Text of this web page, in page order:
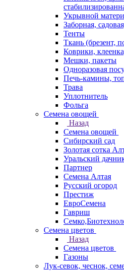
Укрывной
Заборная,
Тенты
Ткань (брезент,
Коврики,
Мешки, пакеты
Одноразовая
Печь-камины,
Трава
Уплотнитель
Фольга
Семена овощей
Назад
Семена овощей
Сибирский сад
Золотая сотка
Уральский
Партнер
Семена Алтая
Русский огород
Престиж
ЕвроСемена
Гавриш
Семена цветов
Назад
Семена цветов
Газоны
Лук-севок, чеснок,